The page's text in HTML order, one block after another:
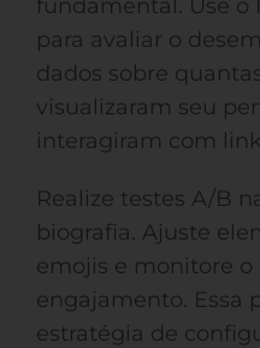
fundamental. Use o
para avaliar o
dados sobre
visualizaram seu
interagiram com
Realize testes A/B
biografia. Ajuste
emojis e monitore o
engajamento. Essa
estratégia de